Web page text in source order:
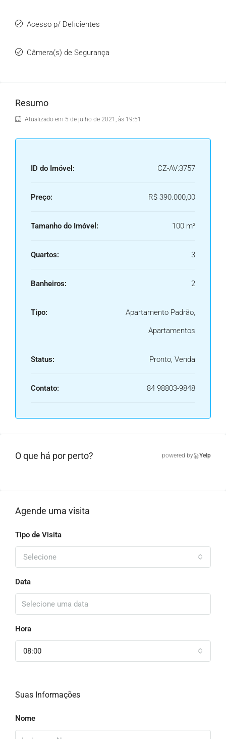
Acesso p/ Deficientes
Câmera(s) de Segurança
Resumo
Atualizado em 5 de julho de 2021, às 19:51
ID do Imóvel: CZ-AV:3757
Preço: R$ 390.000,00
Tamanho do Imóvel: 100 m²
Quartos: 3
Banheiros: 2
Tipo:
Apartamento Padrão,
Apartamentos
Status: Pronto, Venda
Contato: 84 98803-9848
O que há por perto? powered by Yelp
Agende uma visita
Tipo de Visita
Selecione
Data
Hora
08:00
Suas Informações
Nome